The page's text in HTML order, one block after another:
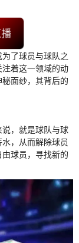
了球员与球队之
着这一领域的动
面纱，其背后的
，就是球队与球
，从而解除球员
球员，寻找新的